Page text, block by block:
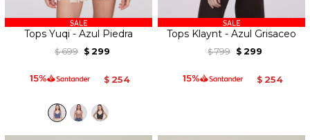
Tops Yuqi - Azul Piedra
$ 699 $ 299
$ 254
Tops Klaynt - Azul Grisaceo
$ 799 $ 299
$ 254